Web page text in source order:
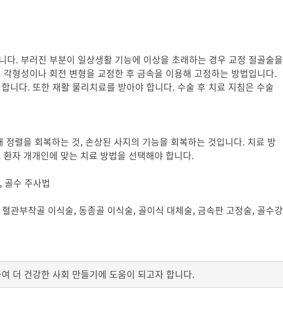
. 부러진 부분이 일상생활 기능에 이상을 초래하는 경우 교정 절골술을
형성이나 회전 변형을 교정한 후 금속을 이용해 고정하는 방법입니다.
니다. 또한 재활 물리치료를 받아야 합니다. 수술 후 치료 지침은 수술
렬을 회복하는 것, 손상된 사지의 기능을 회복하는 것입니다. 치료 방
자 개개인에 맞는 치료 방법을 선택해야 합니다.
골수 주사법
관부착골 이식술, 동종골 이식술, 골이식 대체술, 금속판 고정술, 골수강
더 건강한 사회 만들기에 도움이 되고자 합니다.